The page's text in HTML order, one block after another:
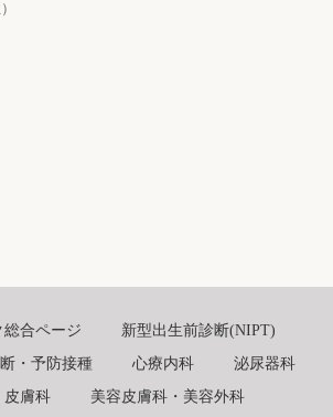
総合ページ
新型出生前診断(NIPT)
・予防接種
心療内科
泌尿器科
皮膚科
美容皮膚科・美容外科